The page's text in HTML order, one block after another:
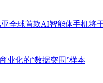
全球首款AI智能体手机将
业化的“数据突围”样本